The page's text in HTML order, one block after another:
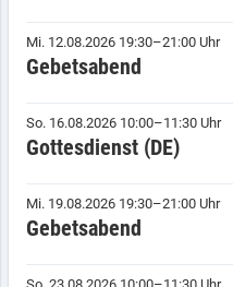
Mi. 12.08.2026 19:30–21:00 Uhr
Gebetsabend
So. 16.08.2026 10:00–11:30 Uhr
Gottesdienst (DE)
Mi. 19.08.2026 19:30–21:00 Uhr
Gebetsabend